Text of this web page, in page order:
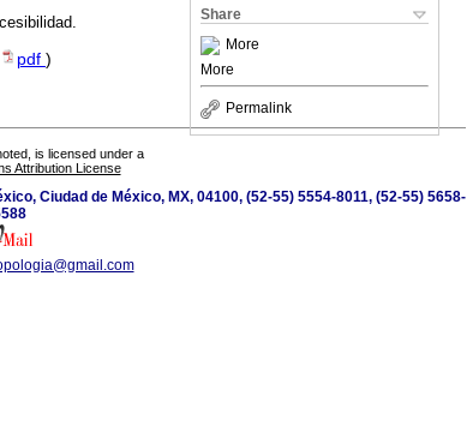
Share
More
More
Permalink
pdf )
is licensed under a
Attribution License
Ciudad de México, MX, 04100, (52-55) 5554-8011, (52-55) 5658-